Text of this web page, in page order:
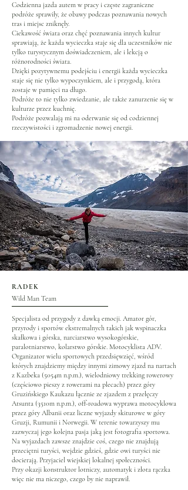
Codzienna jazda autem w pracy i częste zagraniczne
podróże sprawiły, że obawy podczas poznawania nowych
tras i miejsc zniknęły.
Ciekawość świata oraz chęć poznawania innych kultur
sprawiają, że każda wycieczka staje się dla uczestników nie
tylko turystycznym doświadczeniem, ale i lekcją o
różnorodności świata.
Dzięki pozytywnemu podejściu i energii każda wycieczka
staje się nie tylko wypoczynkiem, ale i przygodą, która
zostaje w pamięci na długo.
Podróże to nie tylko zwiedzanie, ale także zanurzenie się w
kulturze przez kuchnię.
Podróże pozwalają mi na oderwanie się od codziennej
rzeczywistości i zgromadzenie nowej energii.
RADEK
Wild Man Team
Specjalista od przygody z dawką emocji. Amator gór,
przyrody i sportów ekstremalnych takich jak wspinaczka
skałkowa i górska, narciarstwo wysokogórskie,
paralotniarstwo, kolarstwo górskie. Motocyklista ADV.
Organizator wielu sportowych przedsięwzięć, wśród
których znajdziemy między innymi zimowy zjazd na nartach
z Kazbeka (5054m n.p.m.), wielodniowy trekking rowerowy
(częściowo pieszy z rowerami na plecach) przez góry
Gruzińskiego Kaukazu łącznie ze zjazdem z przełęczy
Atsunta (3510m n.p.m.), off-roadowa wyprawa motocyklowa
przez góry Albanii oraz liczne wyjazdy skiturowe w góry
Gruzji, Rumunii i Norwegii. W terenie towarzyszy mu
zazwyczaj jego kolejna pasja jaką jest fotografia sportowa.
Na wyjazdach zawsze znajdzie coś, czego nie znajdują
przeciętni turyści, wejdzie gdzieś, gdzie owi turyści nie
docierają. Przyjaciel wiejskiej lokalnej społeczności.
Przy okazji konstruktor lotniczy, automatyk i złota rączka
więc nie ma niczego, czego by nie naprawił.